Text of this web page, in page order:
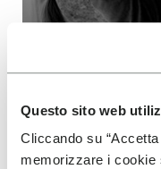
Questo sito web
Cliccando su
memorizzare i cookie